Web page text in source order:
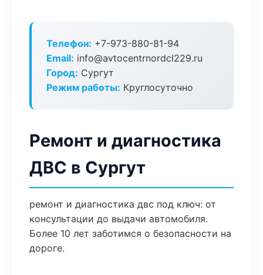
Телефон: +7-973-880-81-94
Email: info@avtocentrnordcl229.ru
Город: Сургут
Режим работы: Круглосуточно
Ремонт и диагностика
ДВС в Сургут
ремонт и диагностика двс под ключ: от
консультации до выдачи автомобиля.
Более 10 лет заботимся о безопасности на
дороге.